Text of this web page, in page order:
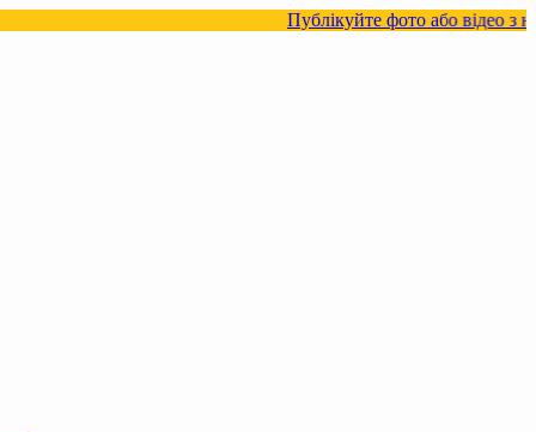
Публікуйте фото або відео з нашими